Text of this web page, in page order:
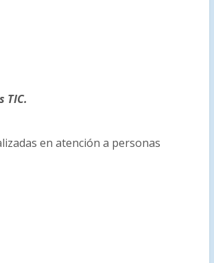
TIC.
en atención a personas